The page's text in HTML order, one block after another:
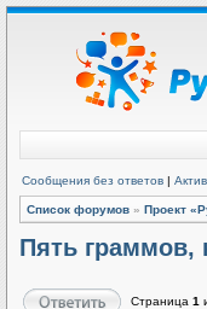
Сообщения без ответов |
Список форумов » Проект
Пять граммов,
Страница 1